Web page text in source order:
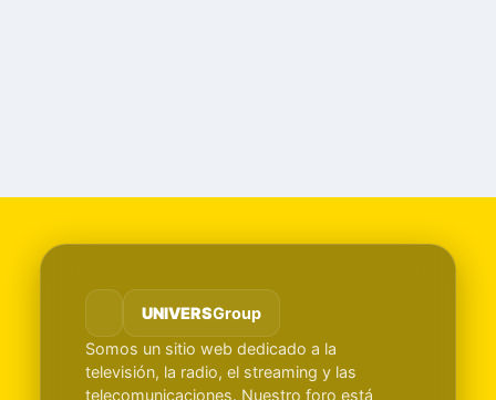
UNIVERSGroup
Somos un sitio web dedicado a la
televisión, la radio, el streaming y las
telecomunicaciones. Nuestro foro está